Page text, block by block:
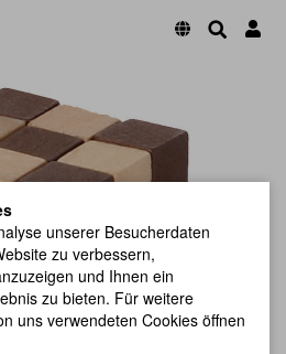
unserer Besucherdaten
zu verbessern,
und Ihnen ein
zu bieten. Für weitere
uns verwendeten Cookies öffnen